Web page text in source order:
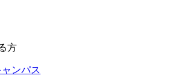
方
ンパス